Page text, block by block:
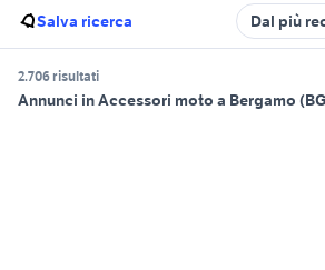
Salva ricerca Dal più
2.706 risultati
Annunci in Accessori moto a Bergamo